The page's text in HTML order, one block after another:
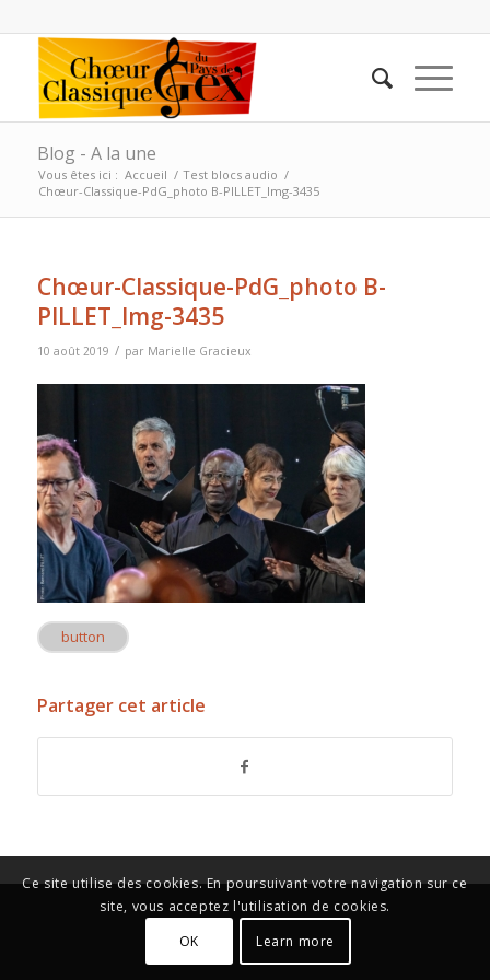
Blog - A la une
Vous êtes ici : Accueil / Test blocs audio /
Chœur-Classique-PdG_photo B-PILLET_Img-3435
Chœur-Classique-PdG_photo B-
PILLET_Img-3435
10 août 2019 / par Marielle Gracieux
button
Partager cet article
Ce site utilise des cookies. En poursuivant votre navigation sur ce
site, vous acceptez l'utilisation de cookies.
OK
Learn more